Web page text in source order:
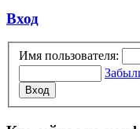
Вход
Имя пользователя: